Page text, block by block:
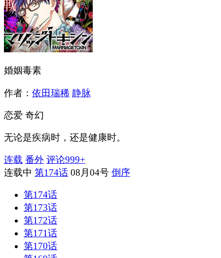
婚姻毒素
作者： 依田瑞稀 静脉
恋爱 奇幻
无论是疾病时，还是健康时。
连载 番外 评论999+
连载中 第174话 08月04号 倒序
第174话
第173话
第172话
第171话
第170话